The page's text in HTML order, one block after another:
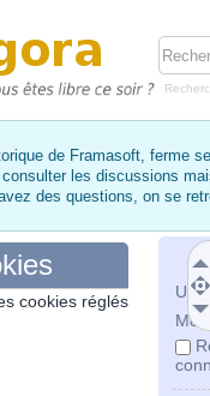
de Framasoft, ferme
les discussions
des questions, on se
Mot
cookies réglés